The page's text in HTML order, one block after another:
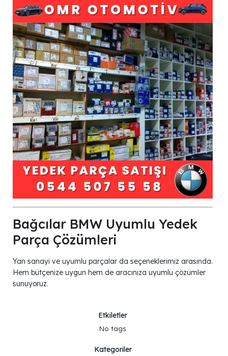
Bağcılar BMW Uyumlu Yedek
Parça Çözümleri
Yan sanayi ve uyumlu parçalar da seçeneklerimiz arasında.
Hem bütçenize uygun hem de aracınıza uyumlu çözümler
sunuyoruz.
Etkiletler
No tags
Kategoriler